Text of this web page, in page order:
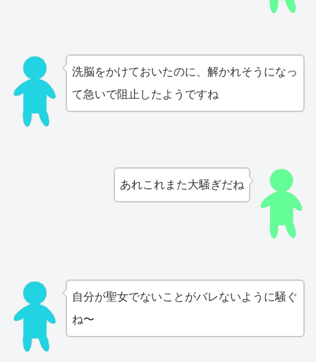
洗脳をかけておいたのに、解かれそうになっ
て急いで阻止したようですね
あれこれまた大騒ぎだね
自分が聖女でないことがバレないように騒ぐ
ね〜